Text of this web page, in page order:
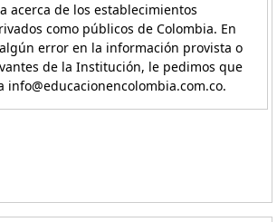
acerca de los establecimientos
como públicos de Colombia. En
error en la información provista o
de la Institución, le pedimos que
info@educacionencolombia.com.co.